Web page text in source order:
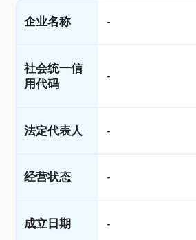
企业名称 -
社会统一信
用代码
-
法定代表人 -
经营状态 -
成立日期 -